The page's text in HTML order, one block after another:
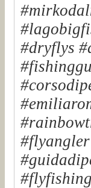
#dryflys